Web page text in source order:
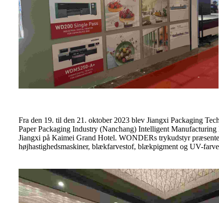
Fra den 19. til den 21. oktober 2023 blev Jiangxi Packaging
Paper Packaging Industry (Nanchang) Intelligent
Jiangxi på Kaimei Grand Hotel. WONDERs trykudstyr
højhastighedsmaskiner, blækfarvestof, blækpigment og UV-